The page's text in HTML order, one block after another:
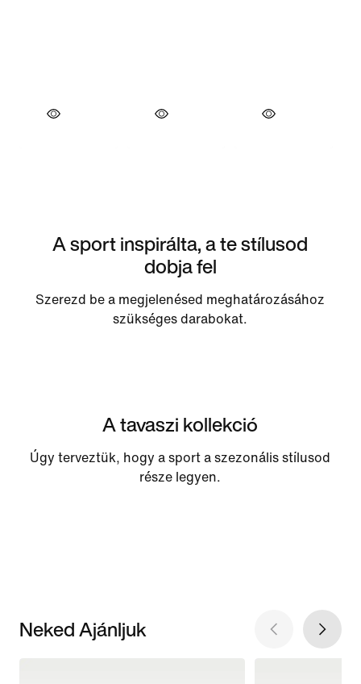
A sport inspirálta, a te stílusod
dobja fel
Szerezd be a megjelenésed meghatározásához
szükséges darabokat.
A tavaszi kollekció
Úgy terveztük, hogy a sport a szezonális stílusod
része legyen.
Neked Ajánljuk